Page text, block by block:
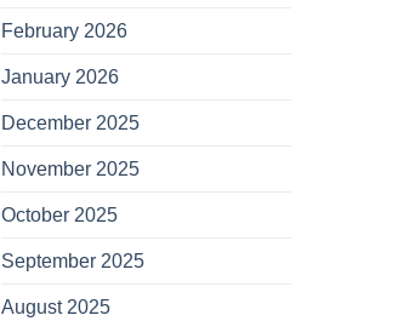
February 2026
January 2026
December 2025
November 2025
October 2025
September 2025
August 2025